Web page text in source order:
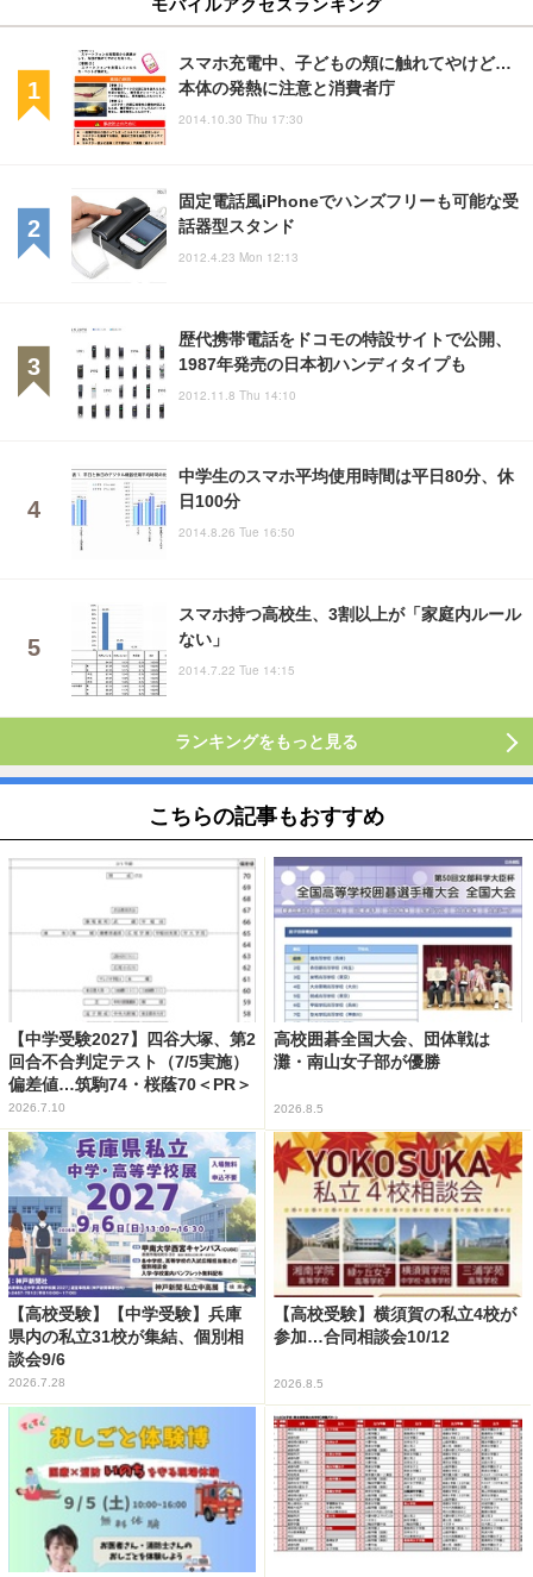
スマホ充電中、子どもの頬に触れてやけど…
本体の発熱に注意と消費者庁
2014.10.30 Thu 17:30
固定電話風iPhoneでハンズフリーも可能な受
話器型スタンド
2012.4.23 Mon 12:13
歴代携帯電話をドコモの特設サイトで公開、
1987年発売の日本初ハンディタイプも
2012.11.8 Thu 14:10
中学生のスマホ平均使用時間は平日80分、休
日100分
2014.8.26 Tue 16:50
スマホ持つ高校生、3割以上が「家庭内ルール
ない」
2014.7.22 Tue 14:15
ランキングをもっと見る
こちらの記事もおすすめ
【中学受験2027】四谷大塚、第2
回合不合判定テスト（7/5実施）
偏差値…筑駒74・桜蔭70＜PR＞
2026.7.10
高校囲碁全国大会、団体戦は
灘・南山女子部が優勝
2026.8.5
【高校受験】【中学受験】兵庫
県内の私立31校が集結、個別相
談会9/6
2026.7.28
【高校受験】横須賀の私立4校が
参加…合同相談会10/12
2026.8.5